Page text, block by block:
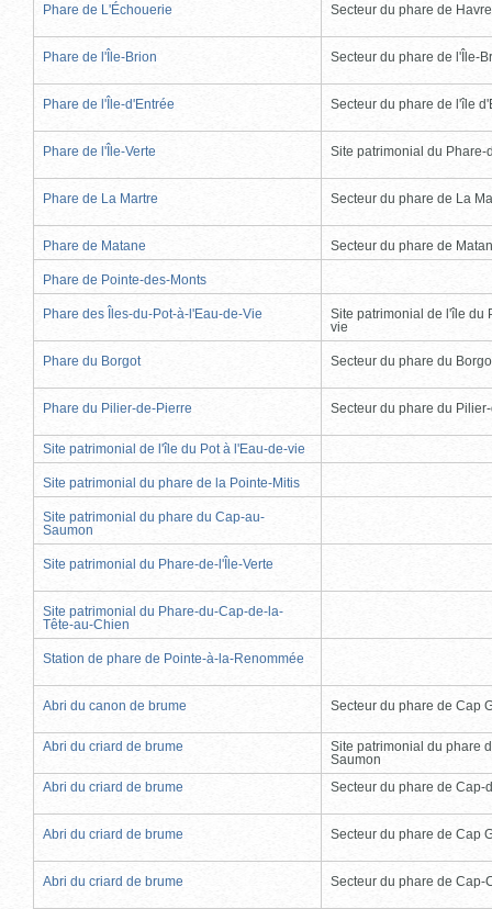
Phare de L'Échouerie Secteur du phare de
Phare de l'Île-Brion Secteur du phare de l'Île-
Phare de l'Île-d'Entrée Secteur du phare de l'île
Phare de l'Île-Verte Site patrimonial du Phare-
Phare de La Martre Secteur du phare de La
Phare de Matane Secteur du phare de
Phare de Pointe-des-Monts
Phare des Îles-du-Pot-à-l'Eau-de-Vie
Site patrimonial de l'île du
vie
Phare du Borgot Secteur du phare du
Phare du Pilier-de-Pierre Secteur du phare du
Site patrimonial de l'île du Pot à l'Eau-de-vie
Site patrimonial du phare de la Pointe-Mitis
Site patrimonial du phare du Cap-au-
Saumon
Site patrimonial du Phare-de-l'Île-Verte
Site patrimonial du Phare-du-Cap-de-la-
Tête-au-Chien
Station de phare de Pointe-à-la-Renommée
Abri du canon de brume Secteur du phare de Cap
Abri du criard de brume
Site patrimonial du phare
Saumon
Abri du criard de brume
Secteur du phare de Cap-
Abri du criard de brume Secteur du phare de Cap
Abri du criard de brume Secteur du phare de Cap-